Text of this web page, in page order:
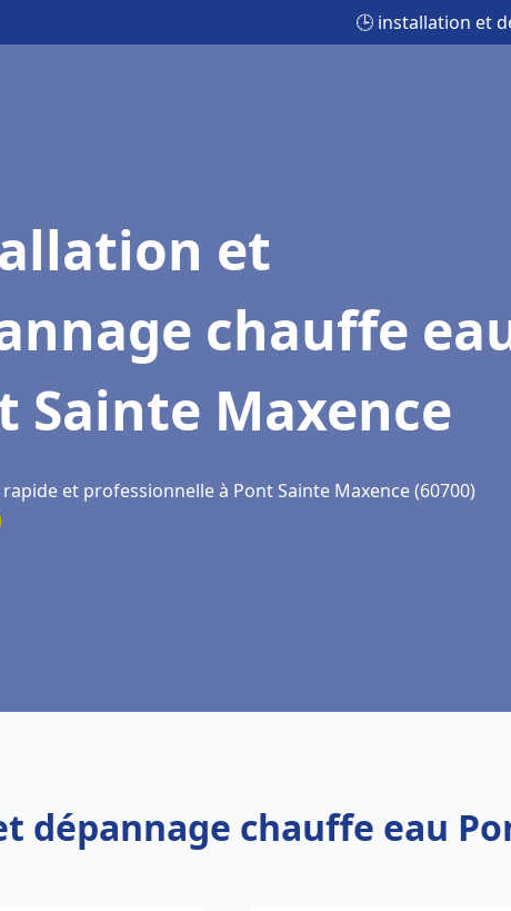
🕒 installation et
et
chauffe
Sainte Maxence
et professionnelle à Pont Sainte Maxence (60700)
dépannage chauffe eau